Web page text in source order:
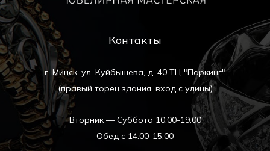
Контакты
г. Минск, ул. Куйбышева, д. 40 ТЦ "Паркинг"
(правый торец здания, вход с улицы)
Вторник — Суббота 10.00-19.00
Обед с 14.00-15.00